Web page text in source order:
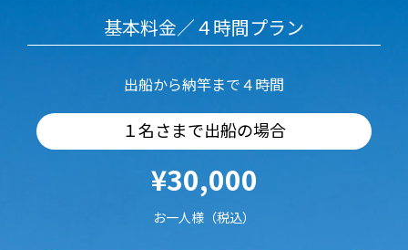
基本料金／４時間プラン
出船から納竿まで４時間
１名さまで出船の場合
¥30,000
お一人様（税込）